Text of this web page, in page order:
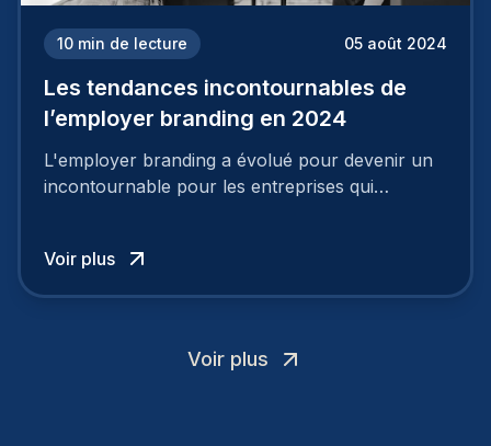
10 min de lecture 05 août 2024
Les tendances incontournables de
l’employer branding en 2024
L'employer branding a évolué pour devenir un
incontournable pour les entreprises qui
Voir plus
Voir plus